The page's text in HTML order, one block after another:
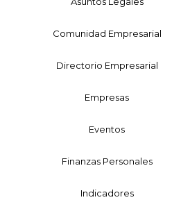
Comunidad Empresarial
Directorio Empresarial
Empresas
Eventos
Finanzas Personales
Indicadores